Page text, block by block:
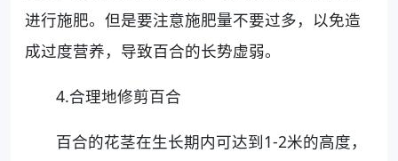
进行施肥。但是要注意施肥量不要过多，以免造
成过度营养，导致百合的长势虚弱。
4.合理地修剪百合
百合的花茎在生长期内可达到1-2米的高度，